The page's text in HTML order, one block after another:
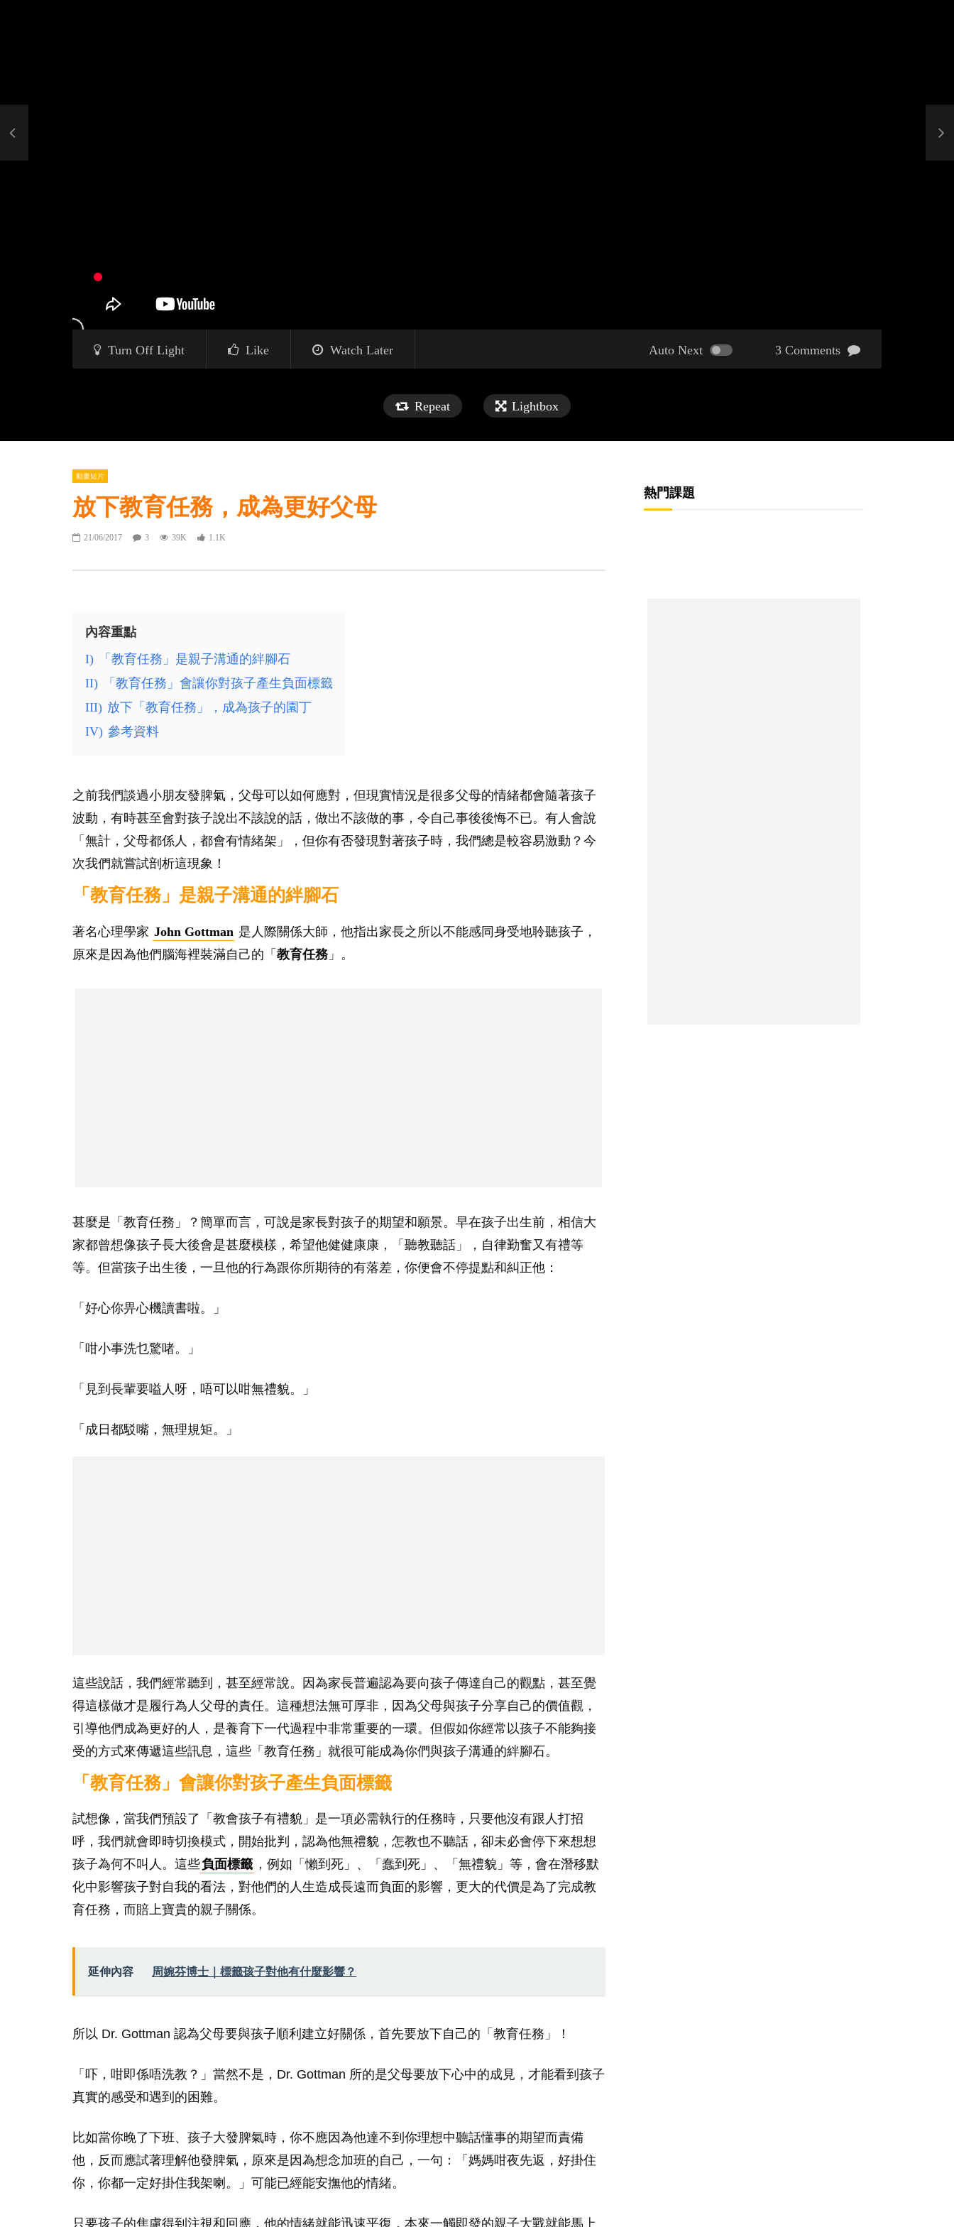
Turn Off Light Like Watch Later Auto Next 3 Comments
Repeat Lightbox
動畫短片
放下教育任務，成為更好父母
21/06/2017 3 39K 1.1K
內容重點
I)
「教育任務」是親子溝通的絆腳石
II)
「教育任務」會讓你對孩子產生負面標籤
III) 放下「教育任務」，成為孩子的園丁
IV) 參考資料
之前我們談過小朋友發脾氣，父母可以如何應對，但現實情況是很多父母的情緒都會隨著孩子
波動，有時甚至會對孩子說出不該說的話，做出不該做的事，令自己事後後悔不已。有人會說
「無計，父母都係人，都會有情緒架」，但你有否發現對著孩子時，我們總是較容易激動？今
次我們就嘗試剖析這現象！
「教育任務」是親子溝通的絆腳石
著名心理學家 John Gottman 是人際關係大師，他指出家長之所以不能感同身受地聆聽孩子，
原來是因為他們腦海裡裝滿自己的「 教育任務」。
甚麼是「教育任務」？簡單而言，可說是家長對孩子的期望和願景。早在孩子出生前，相信大
家都曾想像孩子長大後會是甚麼模樣，希望他健健康康，「聽教聽話」，自律勤奮又有禮等
等。但當孩子出生後，一旦他的行為跟你所期待的有落差，你便會不停提點和糾正他：
「好心你畀心機讀書啦。」
「咁小事洗乜驚啫。」
「見到長輩要嗌人呀，唔可以咁無禮貌。」
「成日都駁嘴，無理規矩。」
這些說話，我們經常聽到，甚至經常說。因為家長普遍認為要向孩子傳達自己的觀點，甚至覺
得這樣做才是履行為人父母的責任。這種想法無可厚非，因為父母與孩子分享自己的價值觀，
引導他們成為更好的人，是養育下一代過程中非常重要的一環。但假如你經常以孩子不能夠接
受的方式來傳遞這些訊息，這些「教育任務」就很可能成為你們與孩子溝通的絆腳石。
「教育任務」會讓你對孩子產生負面標籤
試想像，當我們預設了「教會孩子有禮貌」是一項必需執行的任務時，只要他沒有跟人打招
呼，我們就會即時切換模式，開始批判，認為他無禮貌，怎教也不聽話，卻未必會停下來想想
孩子為何不叫人。這些負面標籤 ，例如「懶到死」、「蠢到死」、「無禮貌」等，會在潛移默
化中影響孩子對自我的看法，對他們的人生造成長遠而負面的影響，更大的代價是為了完成教
育任務，而賠上寶貴的親子關係。
延伸內容 周婉芬博士｜標籤孩子對他有什麼影響？
所以 Dr. Gottman 認為父母要與孩子順利建立好關係，首先要放下自己的「教育任務」！
「吓，咁即係唔洗教？」當然不是，Dr. Gottman 所的是父母要放下心中的成見，才能看到孩子
真實的感受和遇到的困難。
比如當你晚了下班、孩子大發脾氣時，你不應因為他達不到你理想中聽話懂事的期望而責備
他，反而應試著理解他發脾氣，原來是因為想念加班的自己，一句：「媽媽咁夜先返，好掛住
你，你都一定好掛住我架喇。」可能已經能安撫他的情緒。
只要孩子的焦慮得到注視和回應，他的情緒就能迅速平復，本來一觸即發的親子大戰就能馬上
熱門課題